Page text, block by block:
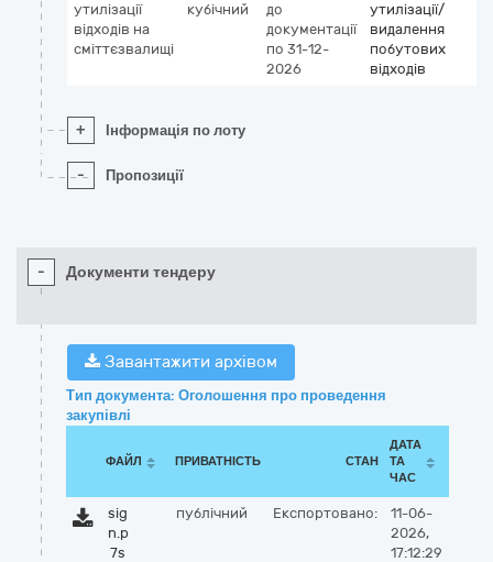
утилізації
відходів на
сміттєзвалищі
кубічний
до
документації
по 31-12-
2026
утилізації/
видалення
побутових
відходів
+ Інформація по лоту
- Пропозиції
- Документи тендеру
Завантажити архівом
Тип документа: Оголошення про проведення
закупівлі
ФАЙЛ ПРИВАТНІСТЬ СТАН
ДАТА
ТА
ЧАС
sig
n.p
7s
публічний Експортовано:
11-06-
2026,
17:12:29